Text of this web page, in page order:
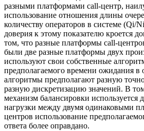
разными платформами call-центр,
использование отношения длины
количеству операторов в системе (Qi/
доверия к этому показателю кроется
том, что разные платформы call-
были две разные платформы двух
используют свои собственные
предполагаемого времени ожидания в
алгоритмы предполагают разную
разную дискретизацию значений. В
механизм балансировки используется
нагрузки между двумя одинаковыми
центров использование
ответа более оправдано.